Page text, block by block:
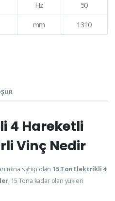
Hz 50
mm 1310
4 Hareketli
Vinç Nedir
sahip olan 15 Ton Elektrikli 4
, 15 Tona kadar olan yükleri